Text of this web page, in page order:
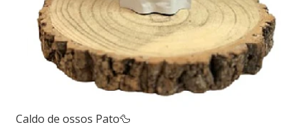
Caldo de ossos Pato🦆